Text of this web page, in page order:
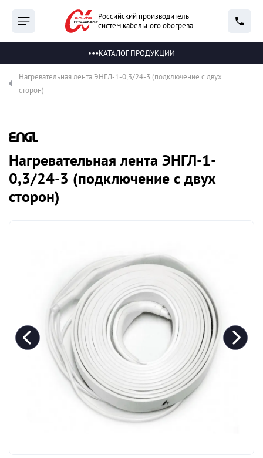
Российский производитель
систем кабельного обогрева
КАТАЛОГ ПРОДУКЦИИ
Нагревательная лента ЭНГЛ-1-0,3/24-3 (подключение с двух
сторон)
Нагревательная лента ЭНГЛ-1-
0,3/24-3 (подключение с двух
сторон)